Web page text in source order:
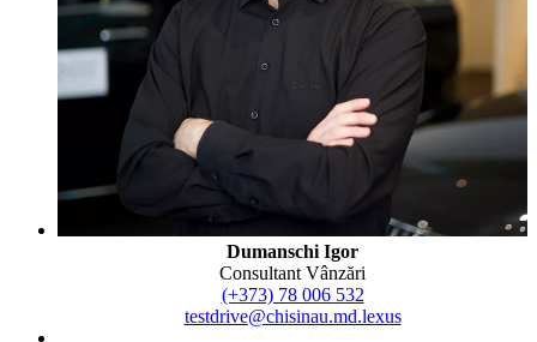
Dumanschi Igor
Consultant Vânzări
(+373) 78 006 532
testdrive@chisinau.md.lexus